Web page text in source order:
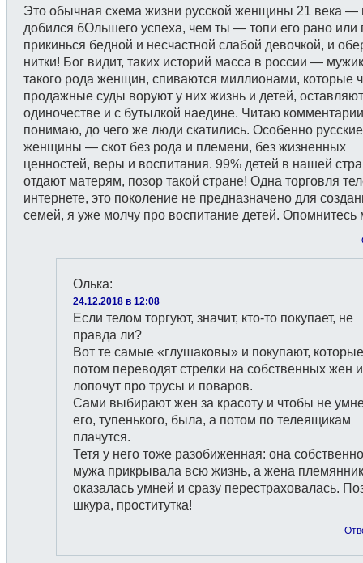
Это обычная схема жизни русской женщины 21 века —
добился бОльшего успеха, чем ты — топи его рано или
прикинься бедной и несчастной слабой девочкой, и
нитки! Бог видит, таких историй масса в россии —
такого рода женщин, спиваются миллионами, которые
продажные суды воруют у них жизнь и детей,
одиночестве и с бутылкой наедине. Читаю
понимаю, до чего же люди скатились. Особенно русские
женщины — скот без рода и племени, без жизненных
ценностей, веры и воспитания. 99% детей в нашей
отдают матерям, позор такой стране! Одна торговля
интернете, это поколение не предназначено для
семей, я уже молчу про воспитание детей. Опомнитесь
Олька:
24.12.2018 в 12:08
Если телом торгуют, значит, кто-то покупает, не
правда ли?
Вот те самые «глушаковы» и покупают, которые
потом переводят стрелки на собственных жен и
лопочут про трусы и поваров.
Сами выбирают жен за красоту и чтобы не
его, тупенького, была, а потом по телеящикам
плачутся.
Тетя у него тоже разобиженная: она
мужа прикрывала всю жизнь, а жена
оказалась умней и сразу перестраховалась.
шкура, проститутка!